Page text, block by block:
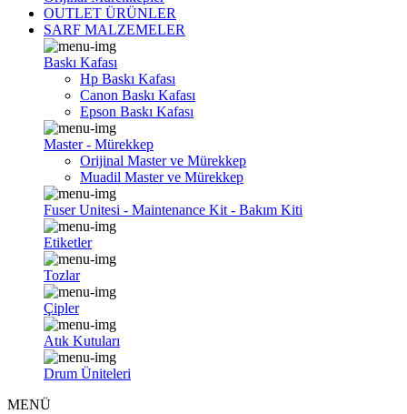
OUTLET ÜRÜNLER
SARF MALZEMELER
Baskı Kafası
Hp Baskı Kafası
Canon Baskı Kafası
Epson Baskı Kafası
Master - Mürekkep
Orijinal Master ve Mürekkep
Muadil Master ve Mürekkep
Fuser Unitesi - Maintenance Kit - Bakım Kiti
Etiketler
Tozlar
Çipler
Atık Kutuları
Drum Üniteleri
MENÜ